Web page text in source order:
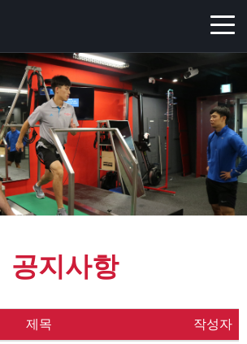
공지사항
제목 작성자